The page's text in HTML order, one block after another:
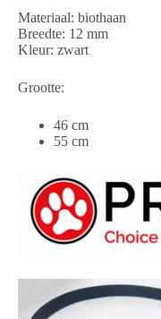
Materiaal: biothaan
Breedte: 12 mm
Kleur: zwart
Grootte:
46 cm
55 cm